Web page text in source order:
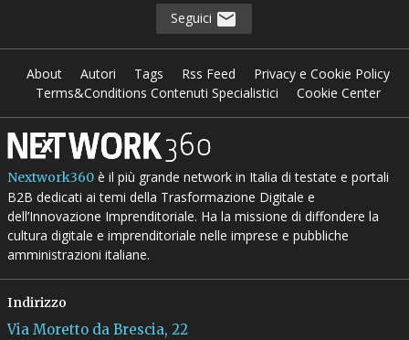
Seguici
About Autori Tags Rss Feed
Privacy e Cookie Policy
Terms&Conditions Contenuti Specialistici
Cookie Center
Nextwork360è il più grande network in Italia di testate e portali
B2B dedicati ai temi della Trasformazione Digitale e
dell’Innovazione Imprenditoriale. Ha la missione di diffondere la
cultura digitale e imprenditoriale nelle imprese e pubbliche
amministrazioni italiane.
Indirizzo
Via Moretto da Brescia, 22